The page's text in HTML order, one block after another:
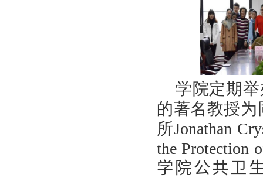
学院定期举
的著名教授
所Jonathan
the Protection
学院公共卫